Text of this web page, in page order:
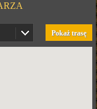
Pokaż trasę